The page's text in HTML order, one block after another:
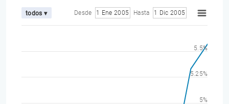
todos ▾ Desde 1 Ene 2005 Hasta 1 Dic 2005
5%
5.25%
5.5%